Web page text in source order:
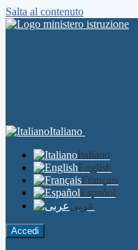
Salta al contenuto
Italiano
Italiano
English
Français
Español
عربى
Accedi